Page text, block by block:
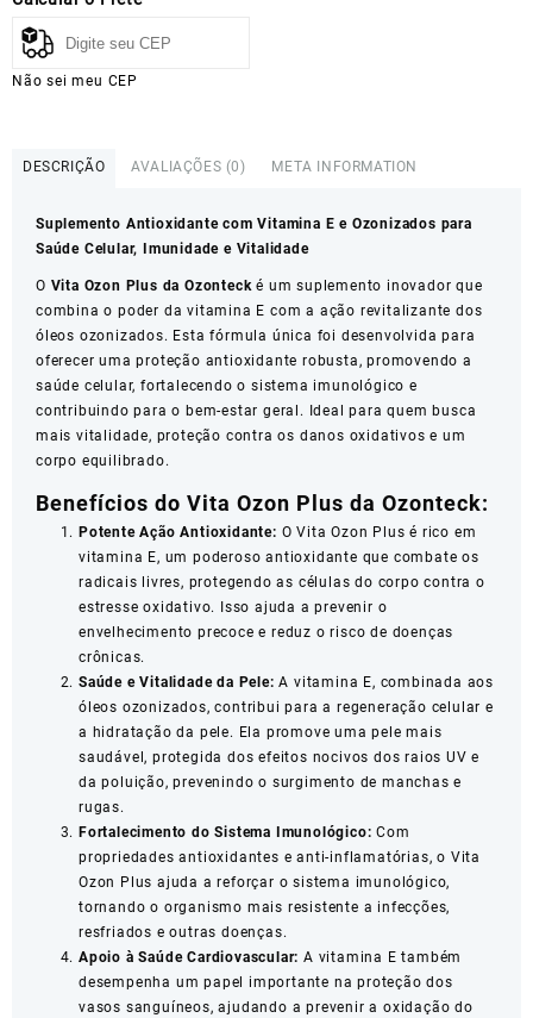
Ozonteck
Não sei meu CEP
DESCRIÇÃO AVALIAÇÕES (0) META INFORMATION
Suplemento Antioxidante com Vitamina E e Ozonizados para
Saúde Celular, Imunidade e Vitalidade
O Vita Ozon Plus da Ozontecké um suplemento inovador que
combina o poder da vitamina E com a ação revitalizante dos
óleos ozonizados. Esta fórmula única foi desenvolvida para
oferecer uma proteção antioxidante robusta, promovendo a
saúde celular, fortalecendo o sistema imunológico e
contribuindo para o bem-estar geral. Ideal para quem busca
mais vitalidade, proteção contra os danos oxidativos e um
corpo equilibrado.
Benefícios do Vita Ozon Plus da Ozonteck:
Potente Ação Antioxidante: O Vita Ozon Plus é rico em
vitamina E, um poderoso antioxidante que combate os
radicais livres, protegendo as células do corpo contra o
estresse oxidativo. Isso ajuda a prevenir o
envelhecimento precoce e reduz o risco de doenças
crônicas.
Saúde e Vitalidade da Pele: A vitamina E, combinada aos
óleos ozonizados, contribui para a regeneração celular e
a hidratação da pele. Ela promove uma pele mais
saudável, protegida dos efeitos nocivos dos raios UV e
da poluição, prevenindo o surgimento de manchas e
rugas.
Fortalecimento do Sistema Imunológico: Com
propriedades antioxidantes e anti-inflamatórias, o Vita
Ozon Plus ajuda a reforçar o sistema imunológico,
tornando o organismo mais resistente a infecções,
resfriados e outras doenças.
Apoio à Saúde Cardiovascular: A vitamina E também
desempenha um papel importante na proteção dos
vasos sanguíneos, ajudando a prevenir a oxidação do